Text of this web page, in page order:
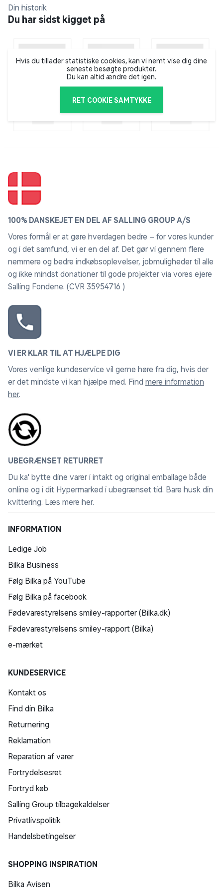
1 x låge
2 x stabler
2 x stolperhætter Ø60
2 x stolpehætter Ø40
(RAL7016) antracitgråAnvendelse:Panelhegnet kan
anvendes til indhegning af haver, sommerhusgrunde,
hundegårde og lignende. Kan ydermere anvendes til
følgende:
4 x panelhegn 2000x1000 mm
4 x stolper 1500mm diameter Ø34mm
4 x enkeltbeslag Ø34mm
4 x enkeltbeslag Ø60mm
Din historik
Du har sidst kigget på
Hvis du tillader statistiske cookies, kan vi nemt vise dig dine
seneste besøgte produkter.
Du kan altid ændre det igen.
RET COOKIE SAMTYKKE
100% DANSKEJET EN DEL AF SALLING GROUP A/S
Vores formål er at gøre hverdagen bedre – for vores kunder
og i det samfund, vi er en del af. Det gør vi gennem flere
nemmere og bedre indkøbsoplevelser, jobmuligheder til alle
og ikke mindst donationer til gode projekter via vores ejere
Salling Fondene. (CVR 35954716 )
VI ER KLAR TIL AT HJÆLPE DIG
Vores venlige kundeservice vil gerne høre fra dig, hvis der
er det mindste vi kan hjælpe med. Find mere information
her.
UBEGRÆNSET RETURRET
Du ka' bytte dine varer i intakt og original emballage både
online og i dit Hypermarked i ubegrænset tid. Bare husk din
kvittering. Læs mere her.
INFORMATION
Ledige Job
Bilka Business
Følg Bilka på YouTube
Følg Bilka på facebook
Fødevarestyrelsens smiley-rapporter (Bilka.dk)
Fødevarestyrelsens smiley-rapport (Bilka)
e-mærket
KUNDESERVICE
Kontakt os
Find din Bilka
Returnering
Reklamation
Reparation af varer
Fortrydelsesret
Fortryd køb
Salling Group tilbagekaldelser
Privatlivspolitik
Handelsbetingelser
SHOPPING INSPIRATION
Bilka Avisen